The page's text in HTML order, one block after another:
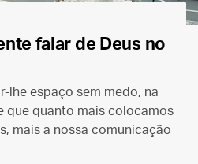
falar de Deus no
lhe espaço sem medo, na
que quanto mais colocamos
mais a nossa comunicação